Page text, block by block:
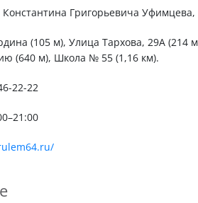
Григорьевича Уфимцева,
(105 м), Улица Тархова, 29А (214
(640 м), Школа № 55 (1,16 км).
22-22